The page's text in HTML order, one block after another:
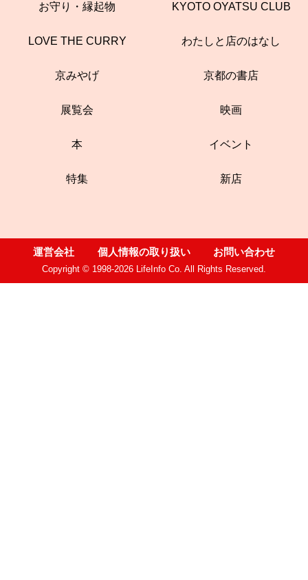
お守り・縁起物 KYOTO OYATSU CLUB
LOVE THE CURRY わたしと店のはなし
京みやげ 京都の書店
展覧会 映画
本 イベント
特集 新店
運営会社 個人情報の取り扱い お問い合わせ
Copyright © 1998-2026 LifeInfo Co. All Rights Reserved.